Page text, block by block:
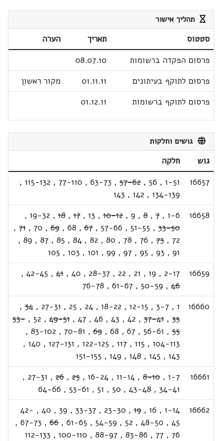
תהליך אישור
סטטוס תאריך
הערה
פרסום הפקדה ברשומות
08.07.10
פרסום לתוקף בעיתונים
01.11.11
מקור ראשון
פרסום לתוקף ברשומות
01.12.11
גושים וחלקות
גוש
חלקה
16657
1-51
,
56
,
57-62
,
63-73
,
77-110
,
115-132
,
134-139
,
142
,
143
16658
1-6
,
7
,
8
,
9
,
10-12
,
13
,
17
,
18
,
19-32
,
33-50
,
51-55
,
57-66
,
67
,
68
,
69
,
70
,
71
,
72
,
73
,
76
,
78
,
80
,
82
,
84
,
85
,
87
,
89
,
91
,
93
,
95
,
97
,
99
,
101
,
103
,
105
16659
2-17
,
19
,
21
,
22
,
28-37
,
40
,
41
,
42-45
,
46
,
50-59
,
61-67
,
76-78
16660
1
,
3-7
,
12-15
,
18-22
,
24
,
25
,
27-31
,
34
,
35
,
37-41
,
42
,
43
,
46
,
47
,
49-51
,
52
,
53-
55
,
56-61
,
67
,
68
,
69
,
70-81
,
83-102
,
104-113
,
115
,
117
,
122-125
,
127-131
,
140
,
143
,
145
,
148
,
149
,
151-155
16661
1-7
,
8-10
,
11-14
,
16-24
,
25
,
26
,
27-31
,
34-41
,
43-48
,
50
,
51
,
53-61
,
64-66
16662
1-14
,
16
,
19
,
23-30
,
33-37
,
39
,
40
,
42-
45
,
48-50
,
52
,
54-59
,
61-65
,
66
,
67-73
,
76
,
77
,
83-86
,
88-97
,
100-110
,
112-133